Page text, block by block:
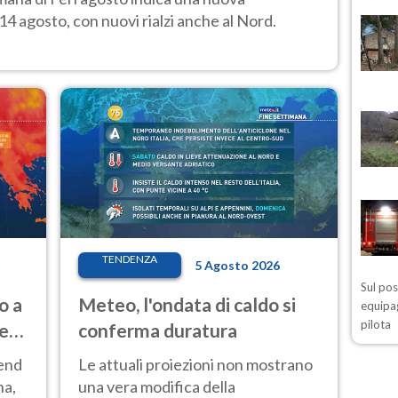
agosto, con nuovi rialzi anche al Nord.
a
TENDENZA 5 Agosto 2026
Meteo, l'ondata di caldo si
conferma duratura
Le attuali proiezioni non mostrano
una vera modifica della
Sul
pilota